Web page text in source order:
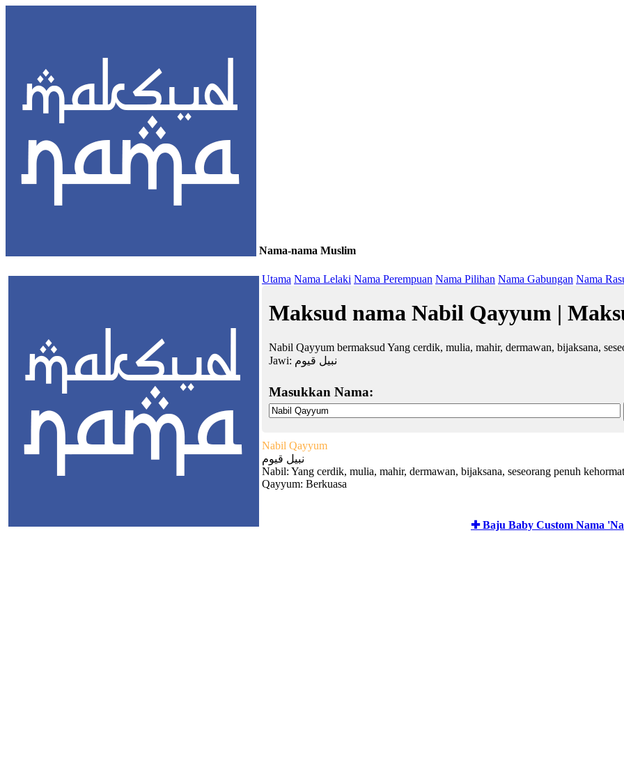
Nama-nama Muslim
Utama Nama Lelaki Nama Perempuan Nama Pilihan Nama Gabungan Nama
Maksud nama Nabil Qayyum |
Nabil Qayyum bermaksud Yang cerdik, mulia, mahir, dermawan, bijaksana,
Jawi: نبيل قيوم
Masukkan Nama:
Nabil Qayyum
نبيل قيوم
Nabil: Yang cerdik, mulia, mahir, dermawan, bijaksana, seseorang penuh
Qayyum: Berkuasa
✚ Baju Baby Custom Nama